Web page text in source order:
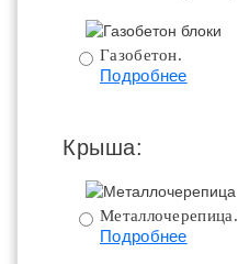
Газобетон.
Подробнее
Крыша:
Металлочерепица.
Подробнее